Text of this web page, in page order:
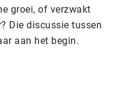
groei, of verzwakt
Die discussie tussen
aan het begin.